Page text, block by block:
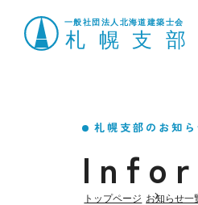
札幌支部のお知ら
トップページ お知らせ一